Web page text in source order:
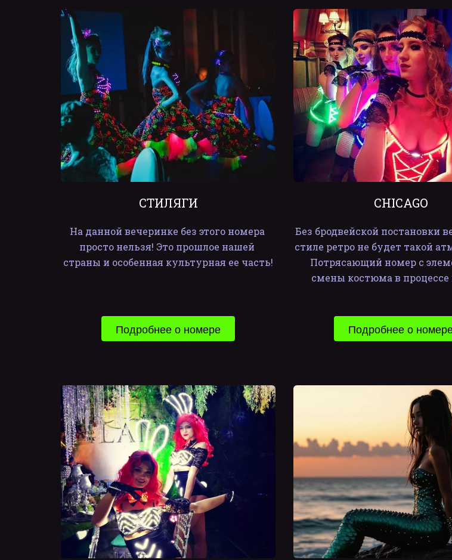
СТИЛЯГИ
На данной вечеринке без этого номера
просто нельзя! Это прошлое нашей
страны и особенная культурная ее часть!
Подробнее о номере
CHICAGO
Без бродвейской постановки
стиле ретро не будет такой
Потрясающий номер с
смены костюма в процессе
Подробнее о